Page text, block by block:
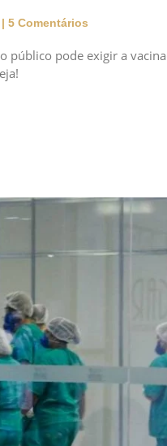
5 Comentários
público pode exigir a